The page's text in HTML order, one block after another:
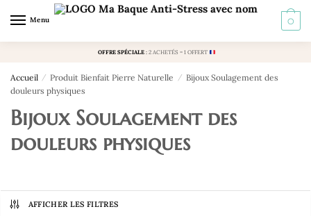
navigation
content
Menu 0
OFFRE SPÉCIALE:2 ACHETÉS = 1 OFFERT
Accueil / Produit Bienfait Pierre Naturelle / Bijoux Soulagement des
douleurs physiques
Bijoux Soulagement des
douleurs physiques
AFFICHER LES FILTRES